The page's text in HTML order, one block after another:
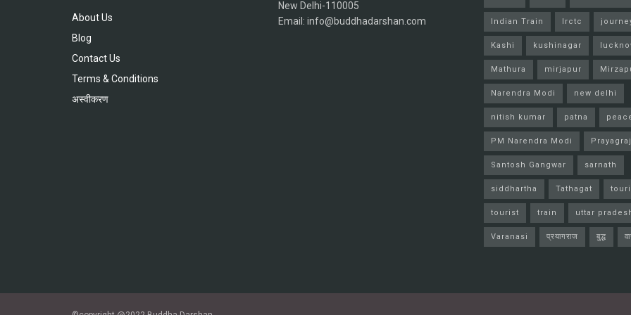
About Us
Blog
Contact Us
Terms & Conditions
अस्वीकरण
New Delhi-110005
Email: info@buddhadarshan.com
Indian Train Irctc
Kashi kushinagar
Mathura mirjapur
Narendra Modi new delhi
nitish kumar patna
PM Narendra Modi Prayagraj
Santosh Gangwar sarnath
siddhartha Tathagat
tourist train uttar
Varanasi प्रयागराज बुद्ध